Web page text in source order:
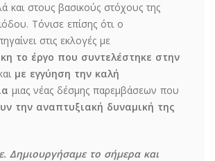
και στους βασικούς στόχους της
Τόνισε επίσης ότι ο
στις εκλογές με
το έργο που συντελέστηκε στην
με εγγύηση την καλή
μιας νέας δέσμης παρεμβάσεων που
την αναπτυξιακή δυναμική της
Δημιουργήσαμε το σήμερα και